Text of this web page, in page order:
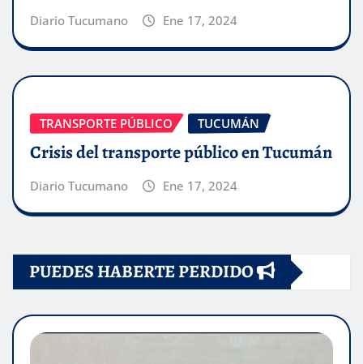
Diario Tucumano Ene 17, 2024
TRANSPORTE PÚBLICO TUCUMÁN
Crisis del transporte público en Tucumán
Diario Tucumano Ene 17, 2024
PUEDES HABERTE PERDIDO